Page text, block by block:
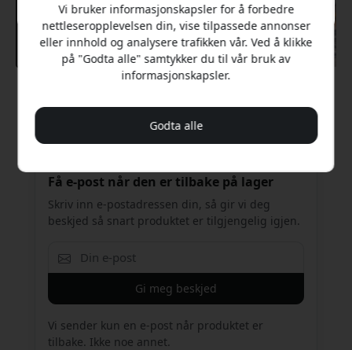
1 299 NOK
Få e-post når den er tilbake på lager
Skriv inn e-postadressen din, så gir vi deg
beskjed så snart produktet er tilgjengelig igjen.
Gi meg beskjed
Vi sender kun en e-post når produktet er
tilbake. Ikke noe annet.
Vi bruker informasjonskapsler for å forbedre
nettleseropplevelsen din, vise tilpassede annonser
eller innhold og analysere trafikken vår. Ved å klikke
på "Godta alle" samtykker du til vår bruk av
informasjonskapsler.
Godta alle